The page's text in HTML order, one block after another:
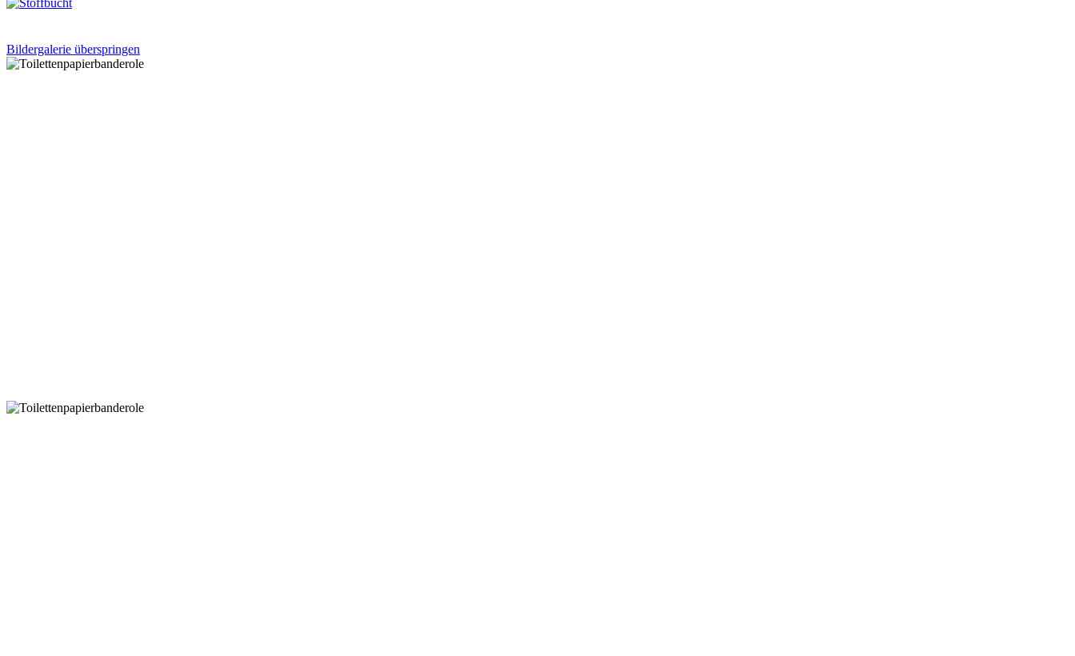
Bildergalerie überspringen